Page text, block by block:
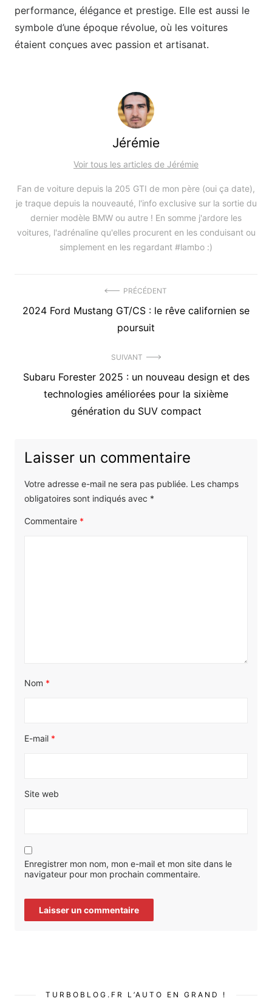
performance, élégance et prestige. Elle est aussi le
symbole d’une époque révolue, où les voitures
étaient conçues avec passion et artisanat.
Jérémie
Voir tous les articles de Jérémie
Fan de voiture depuis la 205 GTI de mon père (oui ça date),
je traque depuis la nouveauté, l'info exclusive sur la sortie du
dernier modèle BMW ou autre ! En somme j'ardore les
voitures, l'adrénaline qu'elles procurent en les conduisant ou
simplement en les regardant #lambo :)
de
PRÉCÉDENT
Précédent
2024 Ford Mustang GT/CS : le rêve californien se
poursuit
SUIVANT
Article
suivant
Subaru Forester 2025 : un nouveau design et des
technologies améliorées pour la sixième
génération du SUV compact
Laisser un commentaire
Votre adresse e-mail ne sera pas publiée. Les champs
obligatoires sont indiqués avec *
Commentaire *
Nom *
E-mail *
Site web
Enregistrer mon nom, mon e-mail et mon site dans le
navigateur pour mon prochain commentaire.
TURBOBLOG.FR L’AUTO EN GRAND !